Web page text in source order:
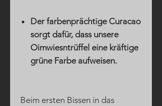
Der farbenprächtige Curacao
sorgt dafür, dass unsere
Oimwiesntrüffel eine kräftige
grüne Farbe aufweisen.
Beim ersten Bissen in das